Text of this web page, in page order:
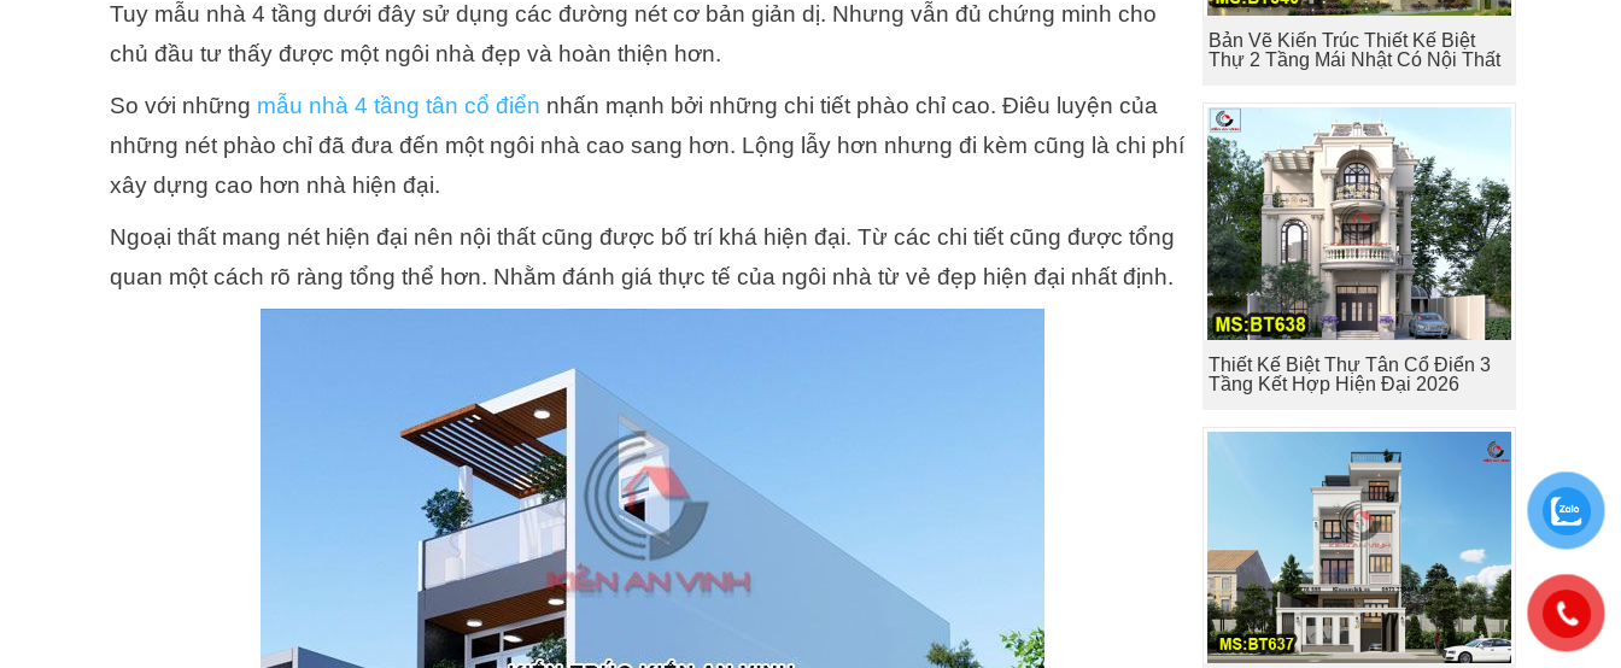
Tuy mẫu nhà 4 tầng dưới đây sử dụng các đường nét cơ bản giản dị. Nhưng vẫn đủ chứng minh cho
chủ đầu tư thấy được một ngôi nhà đẹp và hoàn thiện hơn.
So với những mẫu nhà 4 tầng tân cổ điển nhấn mạnh bởi những chi tiết phào chỉ cao. Điêu luyện của
những nét phào chỉ đã đưa đến một ngôi nhà cao sang hơn. Lộng lẫy hơn nhưng đi kèm cũng là chi phí
xây dựng cao hơn nhà hiện đại.
Ngoại thất mang nét hiện đại nên nội thất cũng được bố trí khá hiện đại. Từ các chi tiết cũng được tổng
quan một cách rõ ràng tổng thể hơn. Nhằm đánh giá thực tế của ngôi nhà từ vẻ đẹp hiện đại nhất định.
Bản Vẽ Kiến Trúc Thiết Kế Biệt
Thự 2 Tầng Mái Nhật Có Nội Thất
Thiết Kế Biệt Thự Tân Cổ Điển 3
Tầng Kết Hợp Hiện Đại 2026